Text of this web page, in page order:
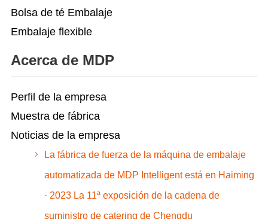
Bolsa de té Embalaje
Embalaje flexible
Acerca de MDP
Perfil de la empresa
Muestra de fábrica
Noticias de la empresa
La fábrica de fuerza de la máquina de embalaje
automatizada de MDP Intelligent está en Haiming
· 2023 La 11ª exposición de la cadena de
suministro de catering de Chengdu